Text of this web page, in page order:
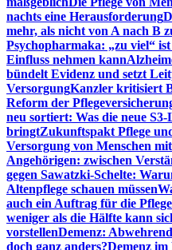
nachts eine Herausforderung
mehr, als nicht von A nach B
Psychopharmaka: „zu viel“
Einfluss nehmen kann
bündelt Evidenz und setzt
VersorgungKanzler kritisiert
Reform der
neu sortiert: Was die neue
bringtZukunftspakt Pflege
Versorgung von Menschen
Angehörigen: zwischen
gegen Sawatzki-Schelte:
Altenpflege schauen müssen
auch ein Auftrag für die
weniger als die Hälfte kann
vorstellenDemenz:
doch ganz anders?Demenz